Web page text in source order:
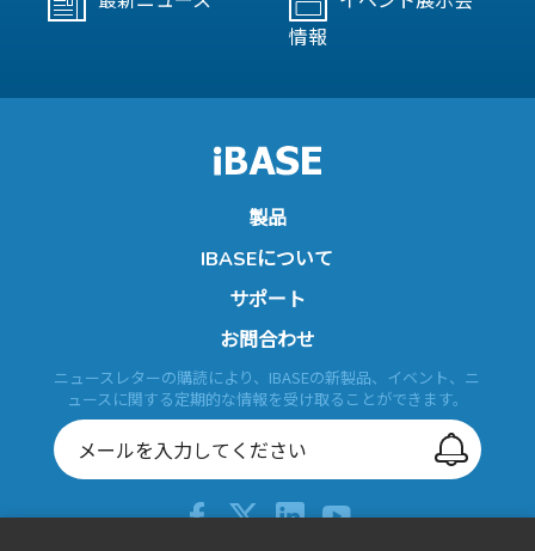
情報
製品
IBASEについて
サポート
お問合わせ
ニュースレターの購読により、IBASEの新製品、イベント、ニ
ュースに関する定期的な情報を受け取ることができます。